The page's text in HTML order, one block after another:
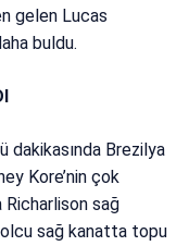
gelen Lucas
buldu.
dakikasında Brezilya
Kore’nin çok
Richarlison sağ
sağ kanatta topu